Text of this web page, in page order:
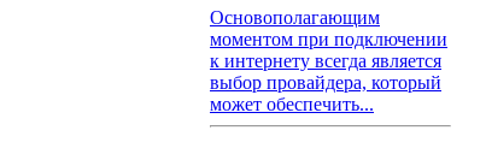
Основополагающим
моментом при подключении
к интернету всегда является
выбор провайдера, который
может обеспечить...